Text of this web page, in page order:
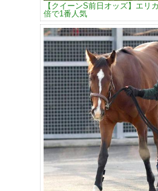
【クイーンS前日オッズ】エリ
倍で1番人気